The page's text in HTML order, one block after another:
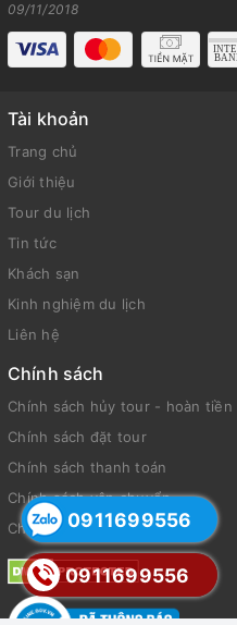
09/11/2018
Tài khoản
Trang chủ
Giới thiệu
Tour du lịch
Tin tức
Khách sạn
Kinh nghiệm du lịch
Liên hệ
Chính sách
Chính sách hủy tour - hoàn tiền
Chính sách đặt tour
Chính sách thanh toán
Chính sách vận chuyển
Chính sách bảo mật
0911699556
0911699556